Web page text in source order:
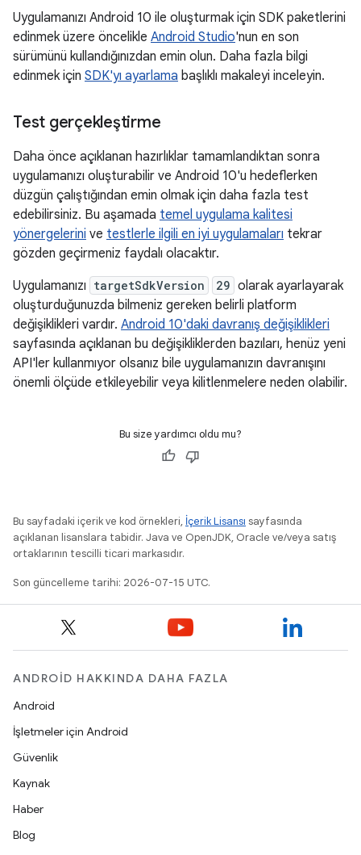
Uygulamanızı Android 10 ile oluşturmak için SDK paketlerini
edinmek üzere öncelikle Android Studio'nun en son
sürümünü kullandığınızdan emin olun. Daha fazla bilgi
edinmek için SDK'yı ayarlama başlıklı makaleyi inceleyin.
Test gerçekleştirme
Daha önce açıklanan hazırlıklar tamamlandıktan sonra
uygulamanızı oluşturabilir ve Android 10'u hedeflerken
düzgün çalıştığından emin olmak için daha fazla test
edebilirsiniz. Bu aşamada temel uygulama kalitesi
yönergelerini ve testlerle ilgili en iyi uygulamaları tekrar
gözden geçirmeniz faydalı olacaktır.
Uygulamanızı targetSdkVersion 29 olarak ayarlayarak
oluşturduğunuzda bilmeniz gereken belirli platform
değişiklikleri vardır. Android 10'daki davranış değişiklikleri
sayfasında açıklanan bu değişikliklerden bazıları, henüz yeni
API'ler kullanmıyor olsanız bile uygulamanızın davranışını
önemli ölçüde etkileyebilir veya kilitlenmelere neden olabilir.
Bu size yardımcı oldu mu?
Bu sayfadaki içerik ve kod örnekleri, İçerik Lisansı sayfasında
açıklanan lisanslara tabidir. Java ve OpenJDK, Oracle ve/veya satış
ortaklarının tescilli ticari markasıdır.
Son güncelleme tarihi: 2026-07-15 UTC.
ANDROID HAKKINDA DAHA FAZLA
Android
İşletmeler için Android
Güvenlik
Kaynak
Haber
Blog